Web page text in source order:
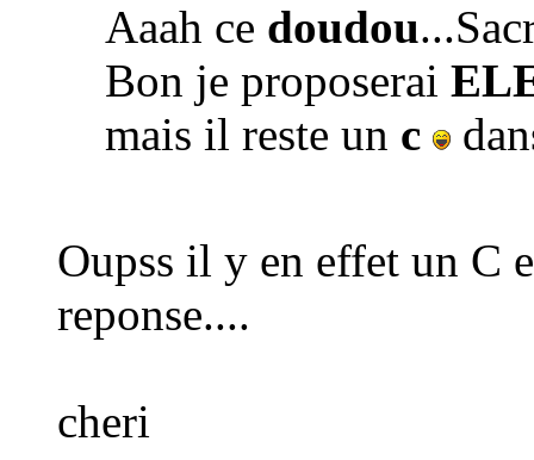
Aaah ce doudou
Bon je proposerai
mais il reste un c
Oupss il y en effet un C
reponse....
cheri